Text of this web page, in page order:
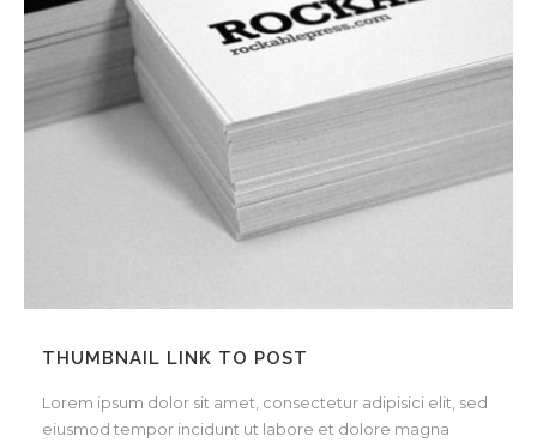
THUMBNAIL LINK TO POST
Lorem ipsum dolor sit amet, consectetur adipisici elit, sed
eiusmod tempor incidunt ut labore et dolore magna